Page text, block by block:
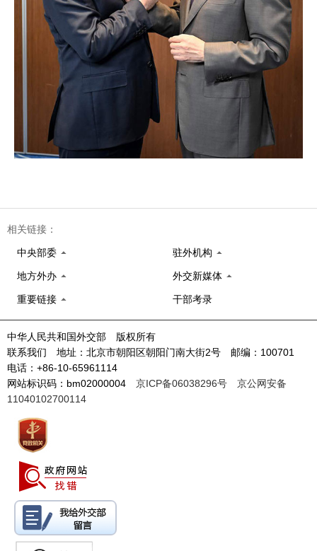
相关链接：
中央部委 驻外机构
地方外办 外交新媒体
重要链接 干部考录
中华人民共和国外交部 版权所有
联系我们 地址：北京市朝阳区朝阳门南大街2号 邮编：100701
电话：+86-10-65961114
网站标识码：bm02000004 京ICP备06038296号
京公网安备
11040102700114